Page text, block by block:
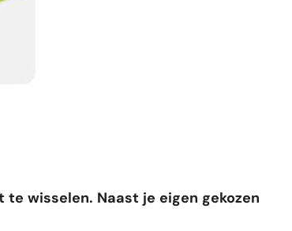
wisselen. Naast je eigen gekozen